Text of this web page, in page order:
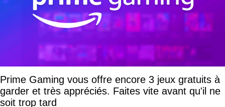
Prime Gaming vous offre encore 3 jeux gratuits à
garder et très appréciés. Faites vite avant qu'il ne
soit trop tard